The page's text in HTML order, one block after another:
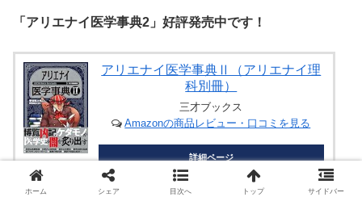
「アリエナイ医学事典2」好評発売中です！
アリエナイ医学事典Ⅱ（アリエナイ理
科別冊）
三才ブックス
Amazonの商品レビュー・口コミを見る
詳細ページ
ホーム シェア 目次へ トップ サイドバー